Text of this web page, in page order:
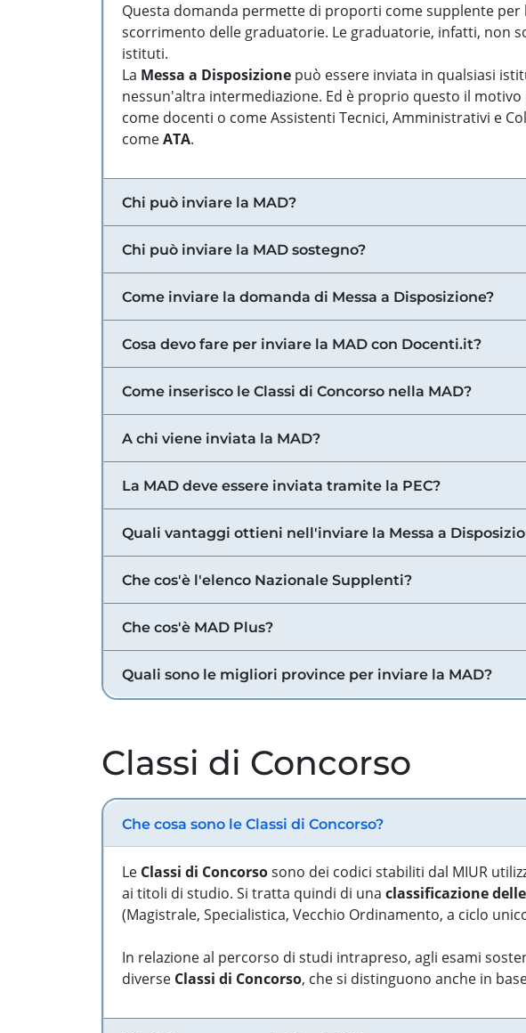
Questa domanda permette di proporti come supplente
scorrimento delle graduatorie. Le graduatorie, infatti, non
istituti.
La Messa a Disposizione può essere inviata in qualsiasi
nessun'altra intermediazione. Ed è proprio questo il
come docenti o come Assistenti Tecnici, Amministrativi e
comeATA.
Chi può inviare la MAD?
Chi può inviare la MAD sostegno?
Come inviare la domanda di Messa a Disposizione?
Cosa devo fare per inviare la MAD con Docenti.it?
Come inserisco le Classi di Concorso nella MAD?
A chi viene inviata la MAD?
La MAD deve essere inviata tramite la PEC?
Quali vantaggi ottieni nell'inviare la Messa a
Che cos'è l'elenco Nazionale Supplenti?
Che cos'è MAD Plus?
Quali sono le migliori province per inviare la MAD?
Classi di Concorso
Che cosa sono le Classi di Concorso?
Le Classi di Concorsosono dei codici stabiliti dal MIUR
ai titoli di studio. Si tratta quindi di una classificazione
(Magistrale, Specialistica, Vecchio Ordinamento, a ciclo
In relazione al percorso di studi intrapreso, agli esami
diverse Classi di Concorso, che si distinguono anche in